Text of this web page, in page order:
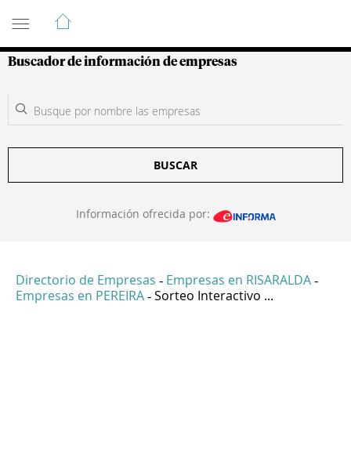
Guía de Empresas Colombianas
Buscador de información de empresas
BUSCAR
Información ofrecida por:
Directorio de Empresas - Empresas en RISARALDA -
Empresas en PEREIRA - Sorteo Interactivo ...